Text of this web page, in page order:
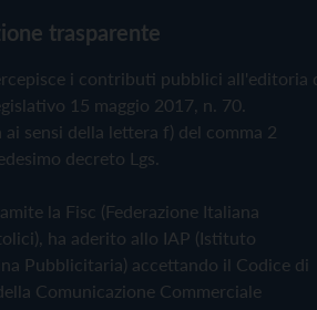
trasparente
i contributi pubblici all'editoria
15 maggio 2017, n. 70.
ai sensi della lettera f) del comma 2
decreto Lgs.
la Fisc (Federazione Italiana
ha aderito allo IAP (Istituto
Pubblicitaria) accettando il Codice di
Comunicazione Commerciale